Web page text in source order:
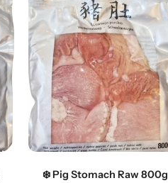
❄️ Pig Stomach Raw 800g